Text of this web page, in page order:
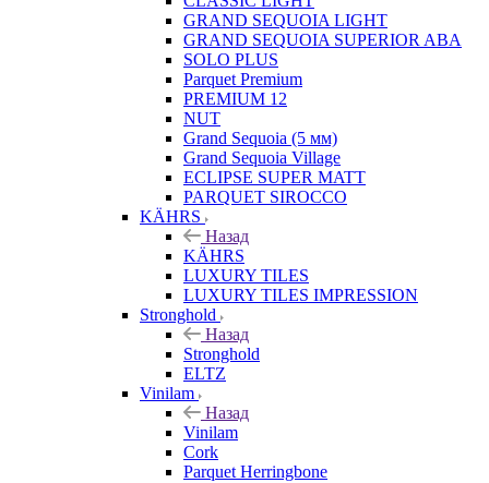
GRAND SEQUOIA LIGHT
GRAND SEQUOIA SUPERIOR ABA
SOLO PLUS
Parquet Premium
PREMIUM 12
NUT
Grand Sequoia (5 мм)
Grand Sequoia Village
ECLIPSE SUPER MATT
PARQUET SIROCCO
KÄHRS
Назад
KÄHRS
LUXURY TILES
LUXURY TILES IMPRESSION
Stronghold
Назад
Stronghold
ELTZ
Vinilam
Назад
Vinilam
Cork
Parquet Herringbone